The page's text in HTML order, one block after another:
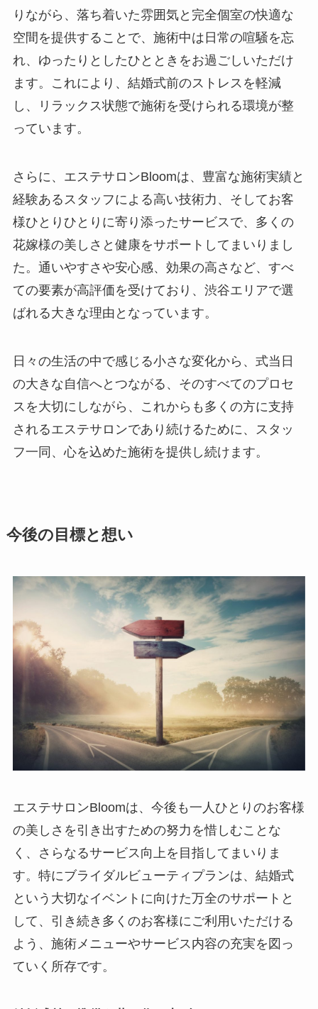
りながら、落ち着いた雰囲気と完全個室の快適な
空間を提供することで、施術中は日常の喧騒を忘
れ、ゆったりとしたひとときをお過ごしいただけ
ます。これにより、結婚式前のストレスを軽減
し、リラックス状態で施術を受けられる環境が整
っています。
さらに、エステサロンBloomは、豊富な施術実績と
経験あるスタッフによる高い技術力、そしてお客
様ひとりひとりに寄り添ったサービスで、多くの
花嫁様の美しさと健康をサポートしてまいりまし
た。通いやすさや安心感、効果の高さなど、すべ
ての要素が高評価を受けており、渋谷エリアで選
ばれる大きな理由となっています。
日々の生活の中で感じる小さな変化から、式当日
の大きな自信へとつながる、そのすべてのプロセ
スを大切にしながら、これからも多くの方に支持
されるエステサロンであり続けるために、スタッ
フ一同、心を込めた施術を提供し続けます。
今後の目標と想い
エステサロンBloomは、今後も一人ひとりのお客様
の美しさを引き出すための努力を惜しむことな
く、さらなるサービス向上を目指してまいりま
す。特にブライダルビューティプランは、結婚式
という大切なイベントに向けた万全のサポートと
して、引き続き多くのお客様にご利用いただける
よう、施術メニューやサービス内容の充実を図っ
ていく所存です。